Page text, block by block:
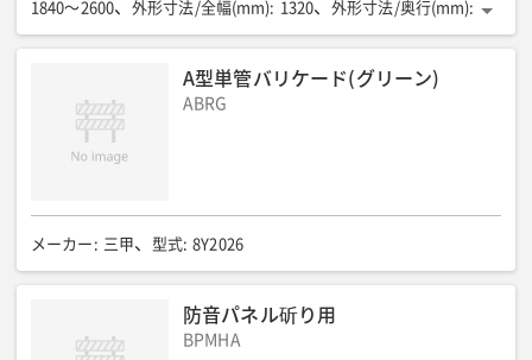
1840〜2600
外形寸法/全幅(mm): 1320 外形寸法/奥行(mm):
1060
質量(kg): 155.5 色調: 超高輝度オレンジ単色 調光機能:
携帯電話の赤外線機能にて入力可能
バッテリー駆動時間
満充電より12日間(但し使用環境や表示内容により異なる)
4.2(但し表示内容により異なる)
A型単管バリケード(グリーン)
ABRG
メーカー : 三甲 型式: 8Y2026
防音パネル斫り用
BPMHA